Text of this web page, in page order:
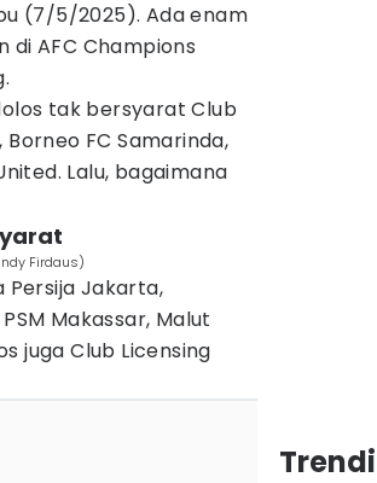
(7/5/2025). Ada enam
di AFC Champions
tak bersyarat Club
FC Samarinda,
Lalu, bagaimana
Firdaus)
Persija Jakarta,
Makassar, Malut
juga Club Licensing